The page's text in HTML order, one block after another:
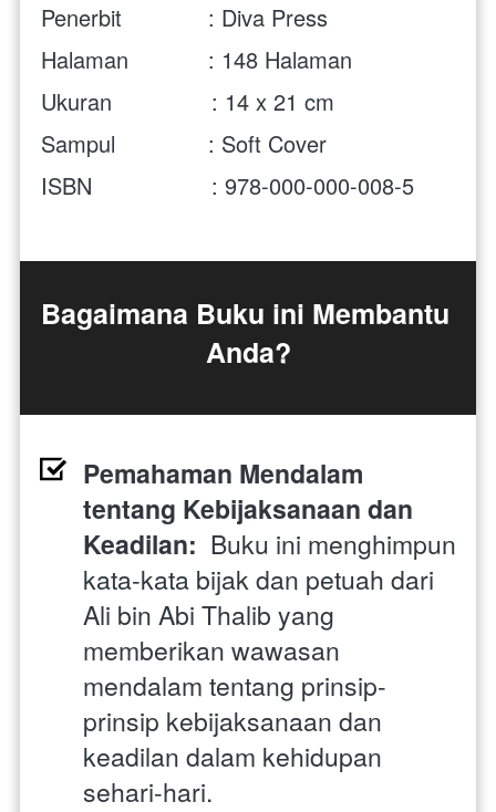
Penerbit             : Diva Press
Halaman            : 148 Halaman
Ukuran               : 14 x 21 cm
Sampul              : Soft Cover
ISBN                  : 978-000-000-008-5
Bagaimana Buku ini Membantu
Anda?
Pemahaman Mendalam
tentang Kebijaksanaan dan
Keadilan:
  Buku ini menghimpun
kata-kata bijak dan petuah dari
Ali bin Abi Thalib yang
memberikan wawasan
mendalam tentang prinsip-
prinsip kebijaksanaan dan
keadilan dalam kehidupan
sehari-hari.